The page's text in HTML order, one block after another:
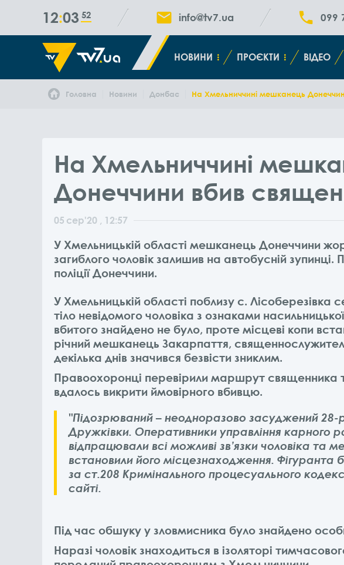
12 03 53 info@tv7.ua 099
НОВИНИ ПРОЄКТИ ВІДЕО
Головна Новини Донбас На Хмельниччині мешканець
На Хмельниччині
Донеччини вбив
05 сер'20 , 12:57
У Хмельницькій області мешканець Донеччини
загиблого чоловік залишив на автобусній
поліції Донеччини.
У Хмельницькій області поблизу с. Лісоберезівка
тіло невідомого чоловіка з ознаками
вбитого знайдено не було, проте місцеві копи
річний мешканець Закарпаття,
декілька днів значився безвісти зниклим.
Правоохоронці перевірили маршрут священника
вдалось викрити ймовірного вбивцю.
"Підозрюваний – неодноразово засуджений
Дружківки. Оперативники управління карного
відпрацювали всі можливі зв’язки чоловіка та
встановили його місцезнаходження. Фігуранта
за ст.208 Кримінального процесуального
сайті.
Під час обшуку у зловмисника було знайдено
Наразі чоловік знаходиться в ізоляторі